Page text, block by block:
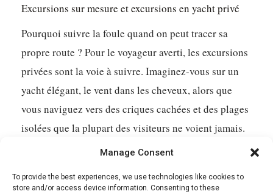
Manage Consent
To provide the best experiences, we use technologies like cookies to
store and/or access device information. Consenting to these
Excursions sur mesure et excursions en yacht privé
Pourquoi suivre la foule quand on peut tracer sa
propre route ? Pour le voyageur averti, les excursions
privées sont la voie à suivre. Imaginez-vous sur un
yacht élégant, le vent dans les cheveux, alors que
vous naviguez vers des criques cachées et des plages
isolées que la plupart des visiteurs ne voient jamais.
Votre skipper peut adapter la journée à vos désirs,
dans des eaux cristallines, d’explorer un charmant